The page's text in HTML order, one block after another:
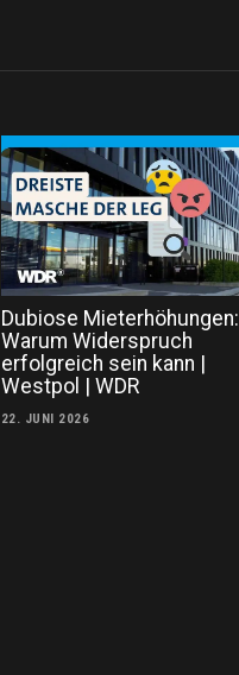
Dubiose Mieterhöhungen:
Warum Widerspruch
erfolgreich sein kann |
Westpol | WDR
22. JUNI 2026